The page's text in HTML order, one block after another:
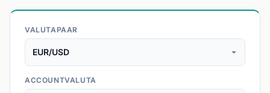
VALUTAPAAR
ACCOUNTVALUTA